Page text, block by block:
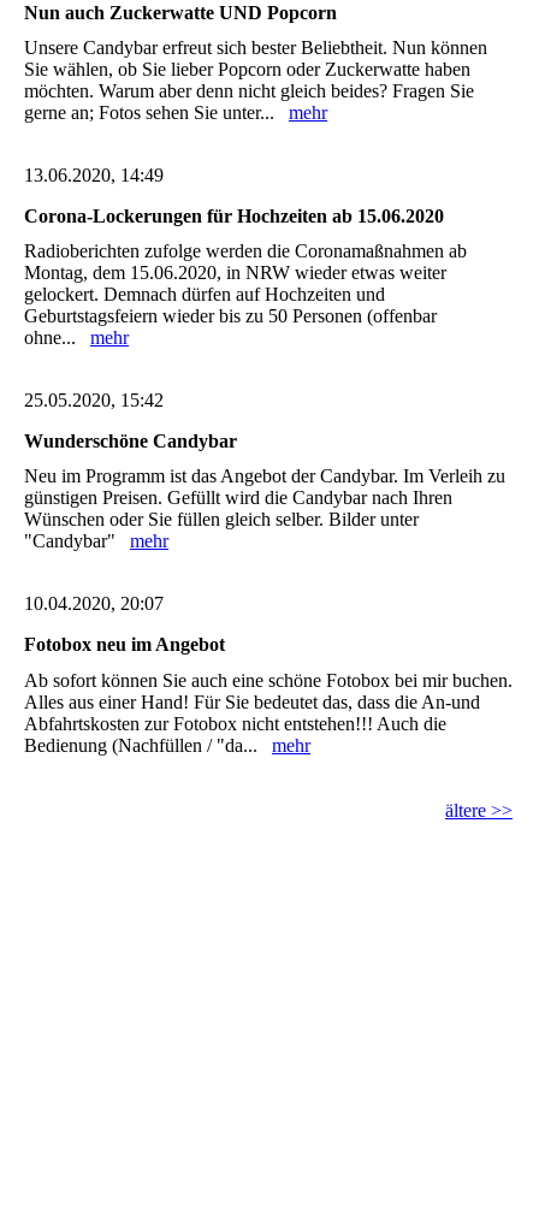
Nun auch Zuckerwatte UND Popcorn
Unsere Candybar erfreut sich bester Beliebtheit. Nun können
Sie wählen, ob Sie lieber Popcorn oder Zuckerwatte haben
möchten. Warum aber denn nicht gleich beides? Fragen Sie
gerne an; Fotos sehen Sie unter... mehr
13.06.2020, 14:49
Corona-Lockerungen für Hochzeiten ab 15.06.2020
Radioberichten zufolge werden die Coronamaßnahmen ab
Montag, dem 15.06.2020, in NRW wieder etwas weiter
gelockert. Demnach dürfen auf Hochzeiten und
Geburtstagsfeiern wieder bis zu 50 Personen (offenbar
ohne... mehr
25.05.2020, 15:42
Wunderschöne Candybar
Neu im Programm ist das Angebot der Candybar. Im Verleih zu
günstigen Preisen. Gefüllt wird die Candybar nach Ihren
Wünschen oder Sie füllen gleich selber. Bilder unter
"Candybar" mehr
10.04.2020, 20:07
Fotobox neu im Angebot
Ab sofort können Sie auch eine schöne Fotobox bei mir buchen.
Alles aus einer Hand! Für Sie bedeutet das, dass die An-und
Abfahrtskosten zur Fotobox nicht entstehen!!! Auch die
Bedienung (Nachfüllen / "da... mehr
ältere >>